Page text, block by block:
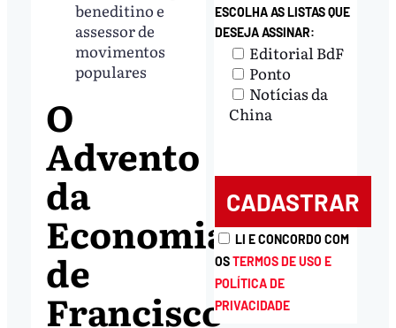
beneditino e
assessor de
movimentos
populares
O
Advento
da
Economia
de
Francisco
ESCOLHA AS LISTAS QUE
DESEJA ASSINAR:
Editorial BdF
Ponto
Notícias da
China
LI E CONCORDO COM
OSTERMOS DE USO E
POLÍTICA DE
PRIVACIDADE